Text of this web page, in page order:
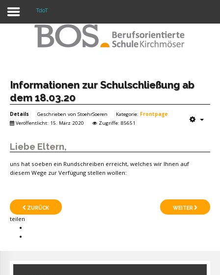
Warning: "continue" targeting switch is equivalent
Home
Profil
Unsere Schule
Unterricht
Termine
Kontakt
TdoT
Informationen zur Schulschließung ab
dem 18.03.20
Details Geschrieben von StoehrSoeren Kategorie: Frontpage
Veröffentlicht: 15. März 2020
Zugriffe: 85651
Liebe Eltern,
uns hat soeben ein Rundschreiben erreicht, welches wir Ihnen auf
diesem Wege zur Verfügung stellen wollen:
ZURÜCK WEITER
teilen